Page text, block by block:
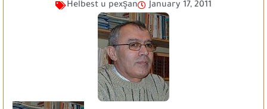
Helbest u pexşan
January 17, 2011